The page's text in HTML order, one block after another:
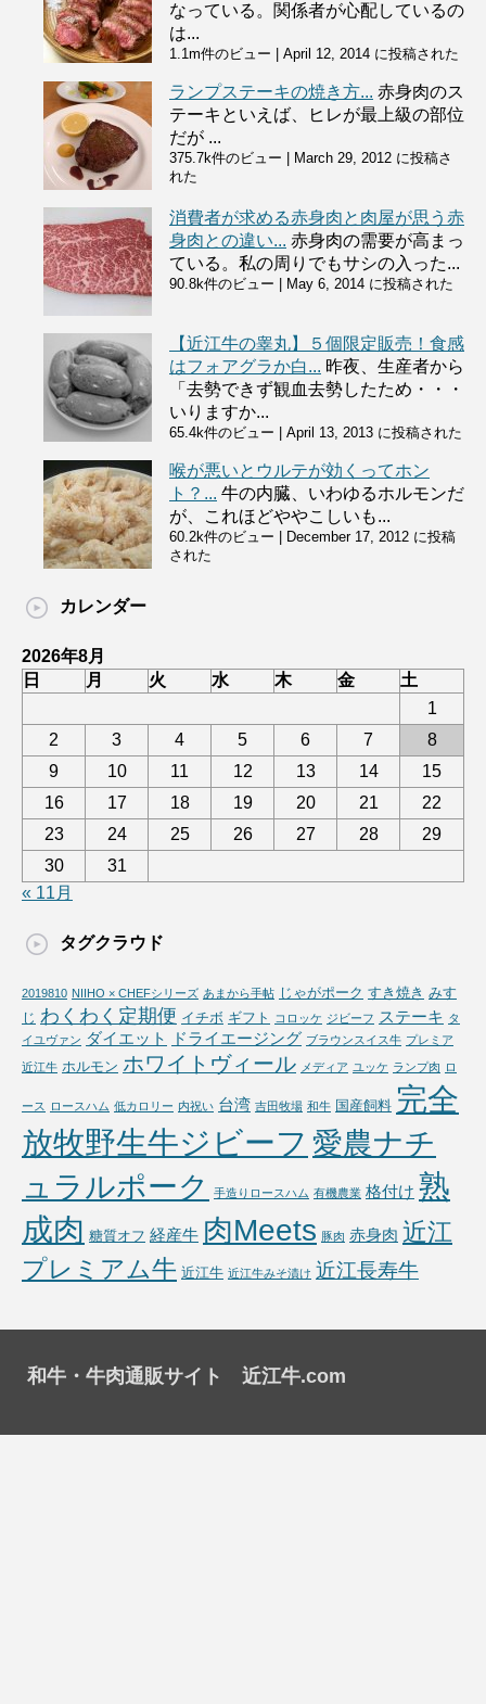
なっている。関係者が心配しているの
は...
1.1m件のビュー April 12, 2014 に投稿された
ランプステーキの焼き方... 赤身肉のス
テーキといえば、ヒレが最上級の部位
だが ...
375.7k件のビュー
March 29, 2012 に投稿さ
れた
消費者が求める赤身肉と肉屋が思う赤
身肉との違い... 赤身肉の需要が高まっ
ている。私の周りでもサシの入った...
90.8k件のビュー May 6, 2014 に投稿された
【近江牛の睾丸】５個限定販売！食感
はフォアグラか白... 昨夜、生産者から
「去勢できず観血去勢したため・・・
いりますか...
65.4k件のビュー April 13, 2013 に投稿された
喉が悪いとウルテが効くってホン
ト？... 牛の内臓、いわゆるホルモンだ
が、これほどややこしいも...
60.2k件のビュー
December 17, 2012 に投稿
された
カレンダー
2026年8月
日
月 火 水 木 金
土
1
2
3 4 5 6 7
8
9
10 11 12 13 14
15
16
17 18 19 20 21
22
23
24 25 26 27 28
29
30
31
« 11月
タグクラウド
2019810 NIIHO × CHEFシリーズ あまから手帖 じゃがポーク すき焼き みす
じ わくわく定期便 イチボ ギフト コロッケ ジビーフ ステーキ タ
イユヴァン ダイエット ドライエージング ブラウンスイス牛 プレミア
近江牛 ホルモン ホワイトヴィール メディア ユッケ ランプ肉 ロ
ース ロースハム 低カロリー 内祝い 台湾 吉田牧場 和牛 国産飼料 完全
放牧野生牛ジビーフ 愛農ナチ
ュラルポーク
手造りロースハム 有機農業 格付け 熟
成肉 糖質オフ 経産牛 肉Meets 豚肉 赤身肉 近江
プレミアム牛 近江牛 近江牛みそ漬け 近江長寿牛
和牛・牛肉通販サイト 近江牛.com